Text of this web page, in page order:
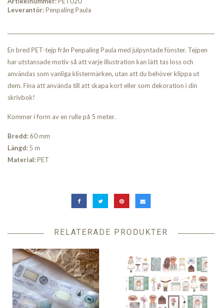
Leverantör:Penpaling Paula
En bred PET-tejp från Penpaling Paula med julpyntade fönster. Tejpen
har utstansade motiv så att varje illustration kan lätt tas loss och
användas som vanliga klistermärken, utan att du behöver klippa ut
dem. Fina att använda till att skapa kort eller som dekoration i din
skrivbok!
Kommer i form av en rulle på 5 meter.
Bredd:60 mm
Längd: 5 m
Material:PET
RELATERADE PRODUKTER